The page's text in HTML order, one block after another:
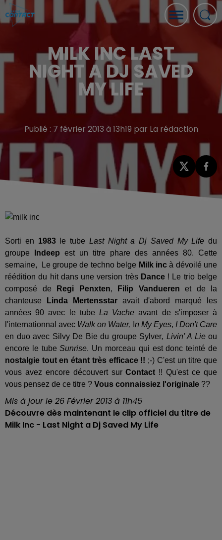
MILK INC LAST
NIGHT A DJ SAVED
MY LIFE
Publié : 7 février 2013 à 13h19 par La rédaction
Sorti en 1983le tube Last Night a Dj Saved My Life du
groupe
Indeep est un titre phare des années 80. Cette
semaine,
Le groupe de techno belge Milk incà dévoilé une
réédition du hit dans une version très Dance! Le trio belge
composé de
Regi Penxten, Filip Vandueren et de la
chanteuse
Linda Mertensstaravait d'abord marqué les
années 90 avec le tube La Vache avant de s'imposer à
l'internationnal avec Walk on Water, n My Eyes, I Don't Care
en duo avec Silvy De Bie du groupe Sylver, Livin' A Lieou
encore le tubeSunrise. Un morceau qui est donc teinté de
nostalgie tout en étant très efficace !! ;-) C'est un titre que
vous avez encore découvert surContact !! Qu'est ce que
vous pensez de ce titre ? Vous connaissiez l'originale ??
Mis à jour le 26 Février 2013 à 11h45
Découvre dès maintenant le clip officiel du titre de
Milk Inc - Last Night a Dj Saved My Life